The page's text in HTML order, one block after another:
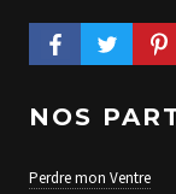
FACEBOOK PROFILE
TWITTER
NOS
Perdre mon Ventre